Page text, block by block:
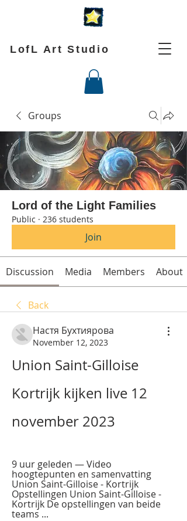
LofL Art Studio
Groups
Lord of the Light Families
Public · 236 students
Join
Discussion Media Members About
Back
Настя Бухтиярова
November 12, 2023
Union Saint-Gilloise
Kortrijk kijken live 12
november 2023
9 uur geleden — Video
hoogtepunten en samenvatting
Union Saint-Gilloise - Kortrijk
Opstellingen Union Saint-Gilloise -
Kortrijk De opstellingen van beide
teams ...